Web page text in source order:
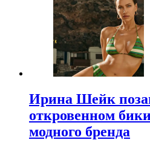
Ирина Шейк
откровенном
модного бренда